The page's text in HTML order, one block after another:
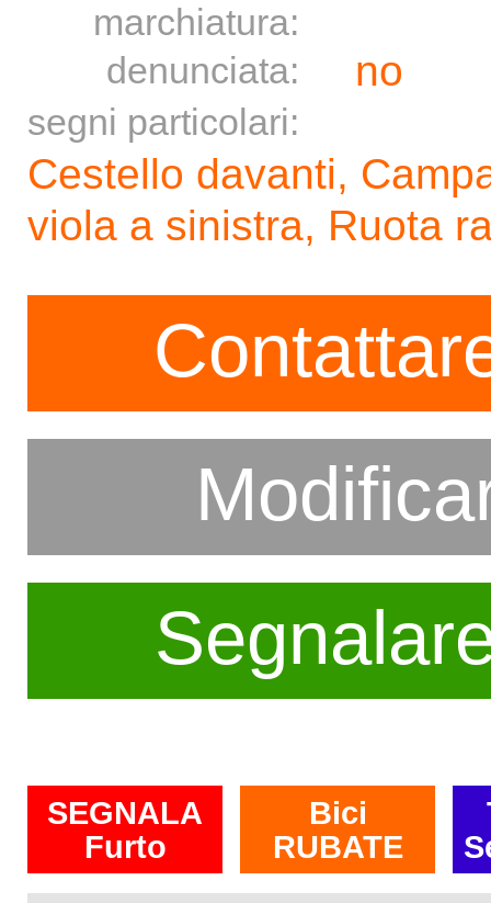
marchiatura:
denunciata:
no
segni particolari:
Cestello davanti,
viola a sinistra, Ruota
SEGNALA
Furto
Bici
RUBATE